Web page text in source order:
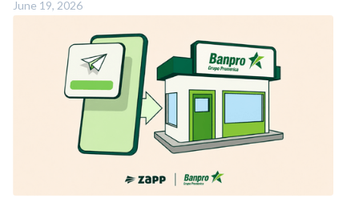
June 19, 2026